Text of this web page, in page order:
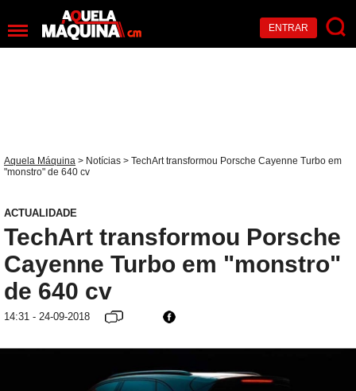
ENTRAR
Aquela Máquina > Notícias > TechArt transformou Porsche Cayenne Turbo em
"monstro" de 640 cv
ACTUALIDADE
TechArt transformou Porsche
Cayenne Turbo em "monstro"
de 640 cv
14:31 - 24-09-2018